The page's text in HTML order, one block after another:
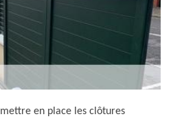
en place les clôtures